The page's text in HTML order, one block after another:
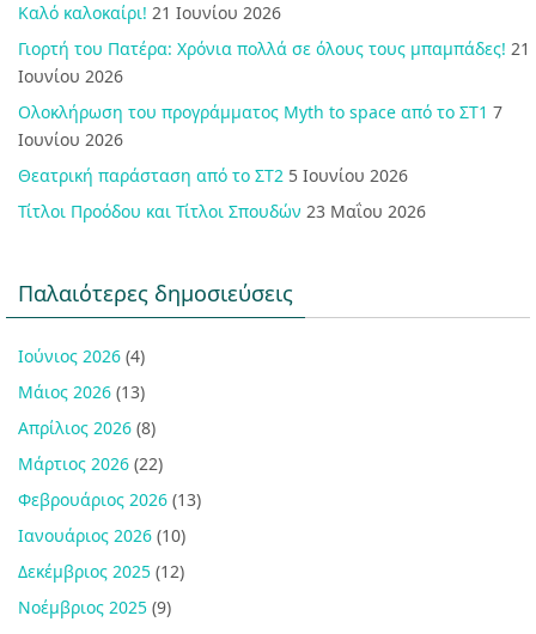
Καλό καλοκαίρι! 21 Ιουνίου 2026
Γιορτή του Πατέρα: Χρόνια πολλά σε όλους τους μπαμπάδες! 21
Ιουνίου 2026
Ολοκλήρωση του προγράμματος Myth to space από το ΣΤ1 7
Ιουνίου 2026
Θεατρική παράσταση από το ΣΤ2 5 Ιουνίου 2026
Τίτλοι Προόδου και Τίτλοι Σπουδών 23 Μαΐου 2026
Παλαιότερες δημοσιεύσεις
Ιούνιος 2026 (4)
Μάιος 2026 (13)
Απρίλιος 2026 (8)
Μάρτιος 2026 (22)
Φεβρουάριος 2026 (13)
Ιανουάριος 2026 (10)
Δεκέμβριος 2025 (12)
Νοέμβριος 2025 (9)